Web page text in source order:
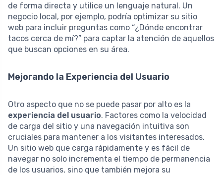
de forma directa y utilice un lenguaje natural. Un
negocio local, por ejemplo, podría optimizar su sitio
web para incluir preguntas como “¿Dónde encontrar
tacos cerca de mí?” para captar la atención de aquellos
que buscan opciones en su área.
Mejorando la Experiencia del Usuario
Otro aspecto que no se puede pasar por alto es la
experiencia del usuario. Factores como la velocidad
de carga del sitio y una navegación intuitiva son
cruciales para mantener a los visitantes interesados.
Un sitio web que carga rápidamente y es fácil de
navegar no solo incrementa el tiempo de permanencia
de los usuarios, sino que también mejora su